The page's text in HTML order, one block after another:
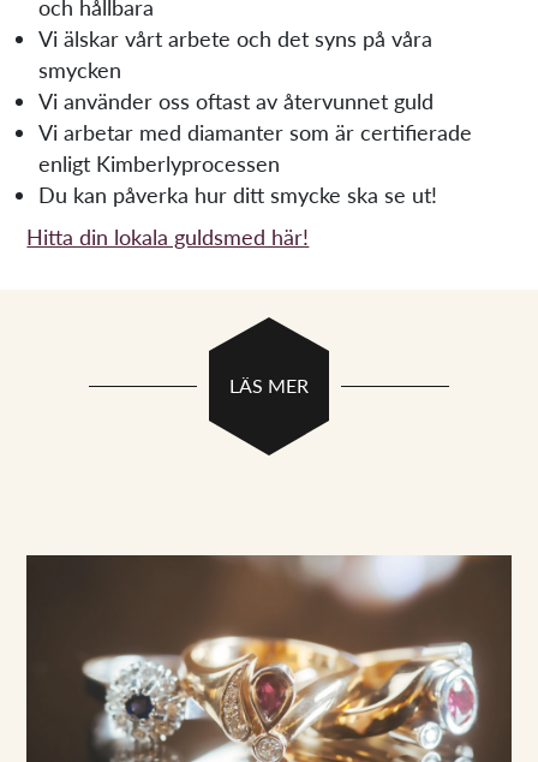
och hållbara
Vi älskar vårt arbete och det syns på våra
smycken
Vi använder oss oftast av återvunnet guld
Vi arbetar med diamanter som är certifierade
enligt Kimberlyprocessen
Du kan påverka hur ditt smycke ska se ut!
Hitta din lokala guldsmed här!
LÄS MER